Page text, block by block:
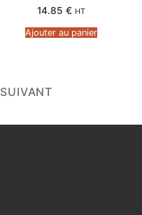
14.85 € HT
Ajouter au panier
SUIVANT